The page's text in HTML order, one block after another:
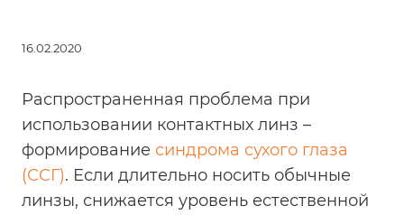
16.02.2020
Распространенная проблема при
использовании контактных линз –
формирование синдрома сухого глаза
(ССГ). Если длительно носить обычные
линзы, снижается уровень естественной